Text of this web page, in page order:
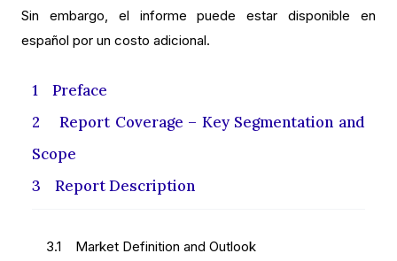
Sin embargo, el informe puede estar disponible en
español por un costo adicional.
1 Preface
2 Report Coverage – Key Segmentation and
Scope
3 Report Description
3.1 Market Definition and Outlook